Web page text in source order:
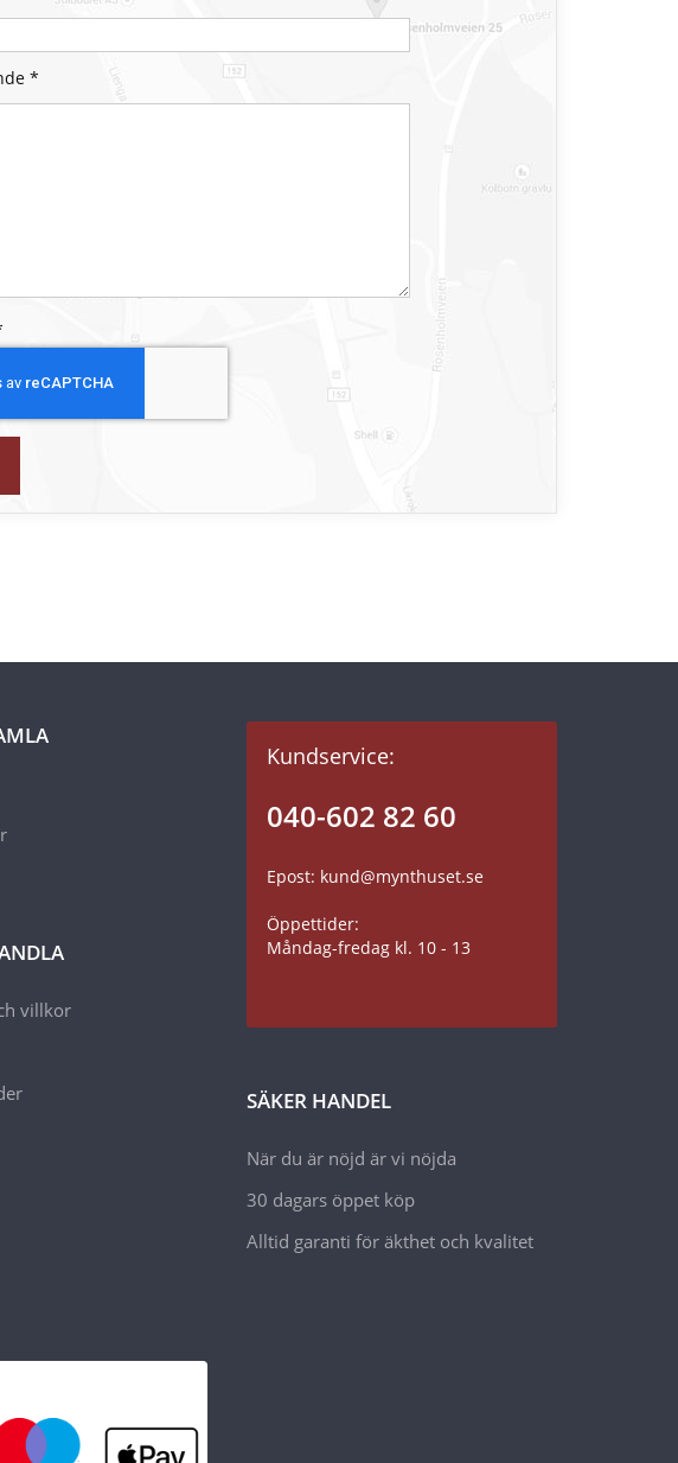
*
villkor
Kundservice:
040-602 82 60
Epost: kund@mynthuset.se
Öppettider:
Måndag-fredag kl. 10 - 13
SÄKER HANDEL
När du är nöjd är vi nöjda
30 dagars öppet köp
Alltid garanti för äkthet och kvalitet